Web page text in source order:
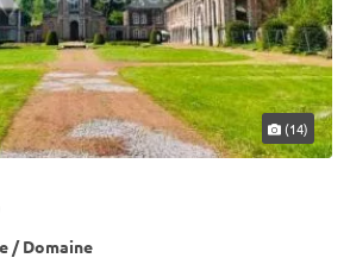
(14)
/ Domaine